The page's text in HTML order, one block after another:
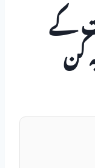
کے
کن